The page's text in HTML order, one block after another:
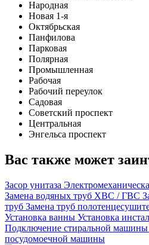
Народная
Новая 1-я
Октябрьская
Панфилова
Парковая
Полярная
Промышленная
Рабочая
Рабочий переулок
Садовая
Советский проспект
Центральная
Энгельса проспект
Вас также может
Засор унитаза
Замена водяных труб ХВС / ГВС
труб Замена труб
Установка ванны Установка
Подключение стиральной машины
посудомоечной машины